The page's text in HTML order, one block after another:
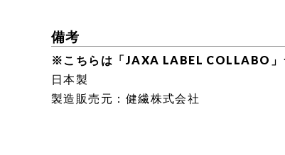
備考
※こちらは「JAXA LABEL COLLABO」
日本製
製造販売元：健繊株式会社